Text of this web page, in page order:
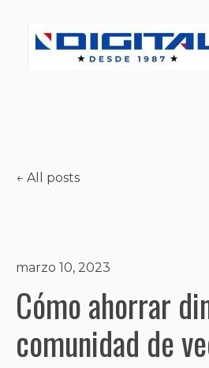
All posts
marzo 10, 2023
Cómo ahorrar
comunidad de